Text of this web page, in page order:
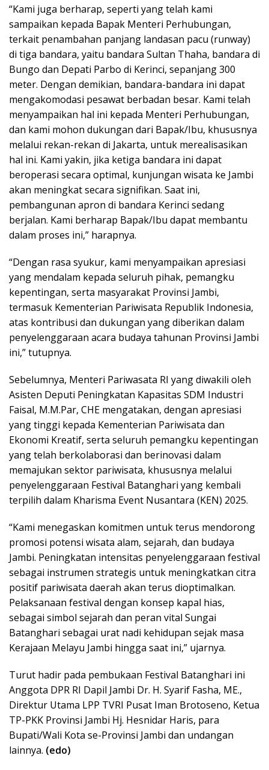
“Kami juga berharap, seperti yang telah kami
sampaikan kepada Bapak Menteri Perhubungan,
terkait penambahan panjang landasan pacu (runway)
di tiga bandara, yaitu bandara Sultan Thaha, bandara di
Bungo dan Depati Parbo di Kerinci, sepanjang 300
meter. Dengan demikian, bandara-bandara ini dapat
mengakomodasi pesawat berbadan besar. Kami telah
menyampaikan hal ini kepada Menteri Perhubungan,
dan kami mohon dukungan dari Bapak/Ibu, khususnya
melalui rekan-rekan di Jakarta, untuk merealisasikan
hal ini. Kami yakin, jika ketiga bandara ini dapat
beroperasi secara optimal, kunjungan wisata ke Jambi
akan meningkat secara signifikan. Saat ini,
pembangunan apron di bandara Kerinci sedang
berjalan. Kami berharap Bapak/Ibu dapat membantu
dalam proses ini,” harapnya.
“Dengan rasa syukur, kami menyampaikan apresiasi
yang mendalam kepada seluruh pihak, pemangku
kepentingan, serta masyarakat Provinsi Jambi,
termasuk Kementerian Pariwisata Republik Indonesia,
atas kontribusi dan dukungan yang diberikan dalam
penyelenggaraan acara budaya tahunan Provinsi Jambi
ini,” tutupnya.
Sebelumnya, Menteri Pariwasata RI yang diwakili oleh
Asisten Deputi Peningkatan Kapasitas SDM Industri
Faisal, M.M.Par, CHE mengatakan, dengan apresiasi
yang tinggi kepada Kementerian Pariwisata dan
Ekonomi Kreatif, serta seluruh pemangku kepentingan
yang telah berkolaborasi dan berinovasi dalam
memajukan sektor pariwisata, khususnya melalui
penyelenggaraan Festival Batanghari yang kembali
terpilih dalam Kharisma Event Nusantara (KEN) 2025.
“Kami menegaskan komitmen untuk terus mendorong
promosi potensi wisata alam, sejarah, dan budaya
Jambi. Peningkatan intensitas penyelenggaraan festival
sebagai instrumen strategis untuk meningkatkan citra
positif pariwisata daerah akan terus dioptimalkan.
Pelaksanaan festival dengan konsep kapal hias,
sebagai simbol sejarah dan peran vital Sungai
Batanghari sebagai urat nadi kehidupan sejak masa
Kerajaan Melayu Jambi hingga saat ini,” ujarnya.
Turut hadir pada pembukaan Festival Batanghari ini
Anggota DPR RI Dapil Jambi Dr. H. Syarif Fasha, ME.,
Direktur Utama LPP TVRI Pusat Iman Brotoseno, Ketua
TP-PKK Provinsi Jambi Hj. Hesnidar Haris, para
Bupati/Wali Kota se-Provinsi Jambi dan undangan
lainnya. (edo)